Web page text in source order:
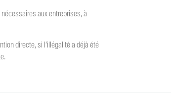
aux entreprises, à
directe, si l’illégalité a déjà été